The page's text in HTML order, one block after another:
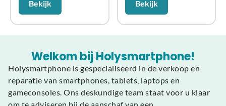
Bekijk Bekijk
Welkom bij Holysmartphone!
Holysmartphone is gespecialiseerd in de verkoop en
reparatie van smartphones, tablets, laptops en
gameconsoles. Ons deskundige team staat voor u klaar